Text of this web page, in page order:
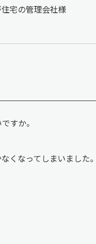
宅の管理会社様
すか。
くなってしまいました。